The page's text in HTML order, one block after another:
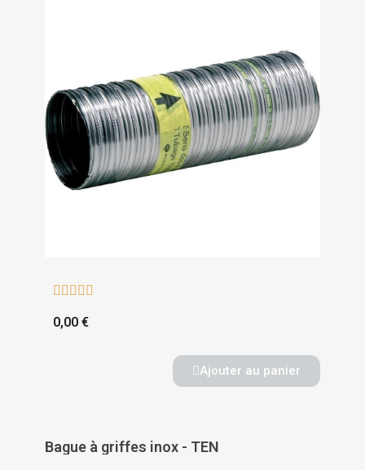
    
0,00 €
Ajouter au panier
Bague à griffes inox - TEN